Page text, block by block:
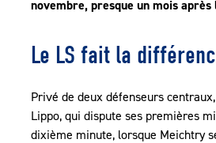
novembre, presque un mois
Le LS fait la
Privé de deux défenseurs
Lippo, qui dispute ses premières
dixième minute, lorsque Meichtry